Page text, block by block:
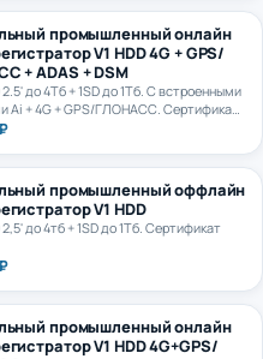
онлайн
V1 HDD 4G + GPS/
+ ADAS + DSM
2.5' до 4Тб + 1SD до 1Тб. С встроенными
Ai + 4G + GPS/ГЛОНАСС. Сертификат
ИИ ГОСТ Р 70885-2023
промышленный оффлайн
V1 HDD
до 4тб + 1SD до 1Тб. Сертификат
промышленный онлайн
V1 HDD 4G+GPS/